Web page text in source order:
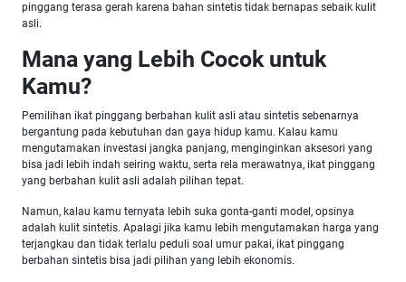
pinggang terasa gerah karena bahan sintetis tidak bernapas sebaik kulit
asli.
Mana yang Lebih Cocok untuk
Kamu?
Pemilihan ikat pinggang berbahan kulit asli atau sintetis sebenarnya
bergantung pada kebutuhan dan gaya hidup kamu. Kalau kamu
mengutamakan investasi jangka panjang, menginginkan aksesori yang
bisa jadi lebih indah seiring waktu, serta rela merawatnya, ikat pinggang
yang berbahan kulit asli adalah pilihan tepat.
Namun, kalau kamu ternyata lebih suka gonta-ganti model, opsinya
adalah kulit sintetis. Apalagi jika kamu lebih mengutamakan harga yang
terjangkau dan tidak terlalu peduli soal umur pakai, ikat pinggang
berbahan sintetis bisa jadi pilihan yang lebih ekonomis.